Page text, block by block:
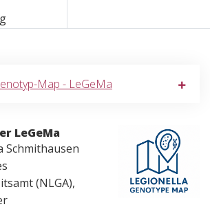
Map - LeGeMa
LeGeMa
Schmithausen
(NLGA),